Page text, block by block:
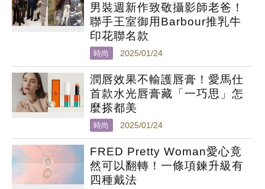
男裝週新作致敬攝影師老爸！
聯手王室御用Barbour推乳牛
印花聯名款
時尚 2025/01/24
潤唇效果不輸護唇膏！愛馬仕
首款水光唇膏藏「一巧思」怎
麼搽都美
時尚 2025/01/24
FRED Pretty Woman愛心竟
然可以翻轉！一條項鍊升級有
四種戴法